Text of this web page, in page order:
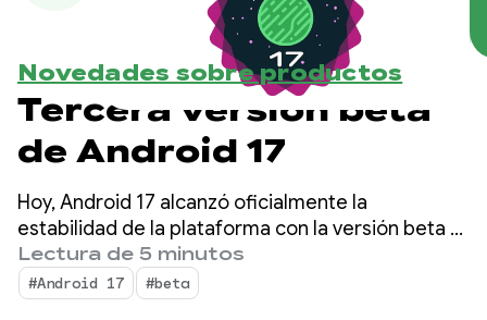
Novedades sobre productos
Tercera versión beta
de Android 17
Hoy, Android 17 alcanzó oficialmente la
estabilidad de la plataforma con la versión beta 3.
Esto significa que la superficie de la API está
bloqueada, por lo que puedes realizar las pruebas
finales de compatibilidad y enviar tus apps
Lectura de 5 minutos
#Android 17 #beta